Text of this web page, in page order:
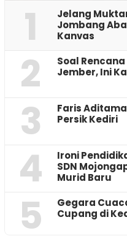
1
Jelang
Jombang
Kanvas
2
‎Soal
Jember, Ini
3
Faris
Persik Kediri
4
Ironi
SDN
Murid Baru
5
‎Gegara
Cupang di